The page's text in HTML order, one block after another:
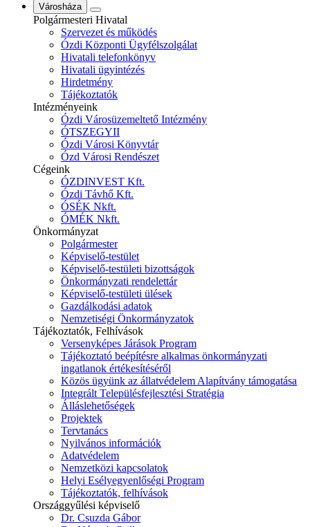
Városháza
Polgármesteri Hivatal
Szervezet és működés
Ózdi Központi Ügyfélszolgálat
Hivatali telefonkönyv
Hivatali ügyintézés
Hirdetmény
Tájékoztatók
Intézményeink
Ózdi Városüzemeltető Intézmény
ÓTSZEGYII
Ózdi Városi Könyvtár
Ózd Városi Rendészet
Cégeink
ÓZDINVEST Kft.
Ózdi Távhő Kft.
ÓSÉK Nkft.
ÓMÉK Nkft.
Önkormányzat
Polgármester
Képviselő-testület
Képviselő-testületi bizottságok
Önkormányzati rendelettár
Képviselő-testületi ülések
Gazdálkodási adatok
Nemzetiségi Önkormányzatok
Tájékoztatók, Felhívások
Versenyképes Járások Program
Tájékoztató beépítésre alkalmas önkormányzati
ingatlanok értékesítéséről
Közös ügyünk az állatvédelem Alapítvány támogatása
Integrált Településfejlesztési Stratégia
Álláslehetőségek
Projektek
Tervtanács
Nyilvános információk
Adatvédelem
Nemzetközi kapcsolatok
Helyi Esélyegyenlőségi Program
Tájékoztatók, felhívások
Országgyűlési képviselő
Dr. Csuzda Gábor